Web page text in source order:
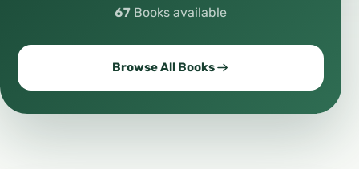
67 Books available
Browse All Books